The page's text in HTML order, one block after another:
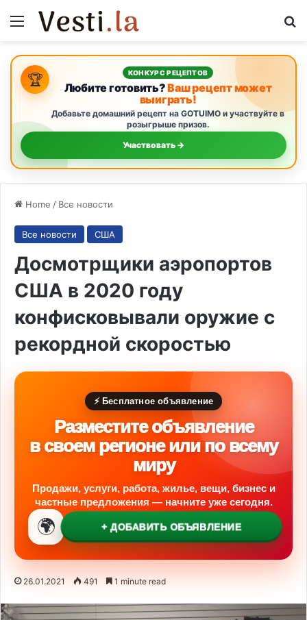
Menu
🏆 КОНКУРС РЕЦЕПТОВ
Любите готовить?Ваш рецепт может
выиграть!
Добавьте домашний рецепт на GOTUIMO и участвуйте в
розыгрыше призов.
Участвовать →
Home / Все новости
Все новости США
Досмотрщики аэропортов
США в 2020 году
конфисковывали оружие с
рекордной скоростью
⚡ Бесплатное объявление
Разместите объявление
в своем регионе или по всему
миру
Продажи, услуги, работа, жилье, вещи, бизнес и
частные предложения — начните уже сегодня.
🌍 + ДОБАВИТЬ ОБЪЯВЛЕНИЕ
26.01.2021 491 1 minute read